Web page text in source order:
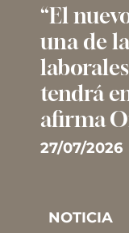
“El
una de
tendrá
afirma
27/07/2026
NOTICIA